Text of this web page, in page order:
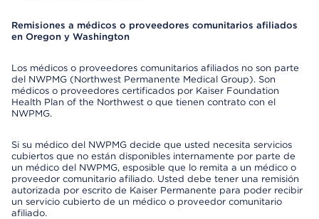
Remisiones a médicos o proveedores comunitarios afiliados
en Oregon y Washington
Los médicos o proveedores comunitarios afiliados no son parte
del NWPMG (Northwest Permanente Medical Group). Son
médicos o proveedores certificados por Kaiser Foundation
Health Plan of the Northwest o que tienen contrato con el
NWPMG.
Si su médico del NWPMG decide que usted necesita servicios
cubiertos que no están disponibles internamente por parte de
un médico del NWPMG, esposible que lo remita a un médico o
proveedor comunitario afiliado. Usted debe tener una remisión
autorizada por escrito de Kaiser Permanente para poder recibir
un servicio cubierto de un médico o proveedor comunitario
afiliado.